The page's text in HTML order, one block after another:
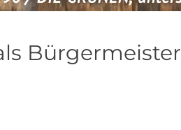
Bürgermeister